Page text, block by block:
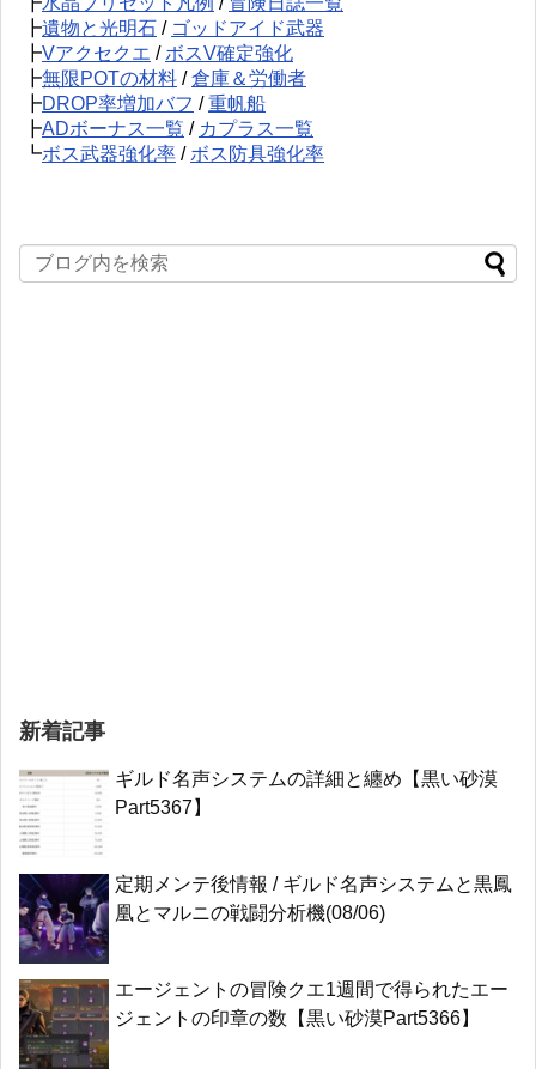
┣遺物と光明石 / ゴッドアイド武器
┣Vアクセクエ / ボスV確定強化
┣無限POTの材料 /倉庫＆労働者
┣DROP率増加バフ /重帆船
┣ADボーナス一覧 / カプラス一覧
┗ボス武器強化率 / ボス防具強化率
新着記事
ギルド名声システムの詳細と纏め【黒い砂漠
Part5367】
定期メンテ後情報 / ギルド名声システムと黒鳳
凰とマルニの戦闘分析機(08/06)
エージェントの冒険クエ1週間で得られたエー
ジェントの印章の数【黒い砂漠Part5366】